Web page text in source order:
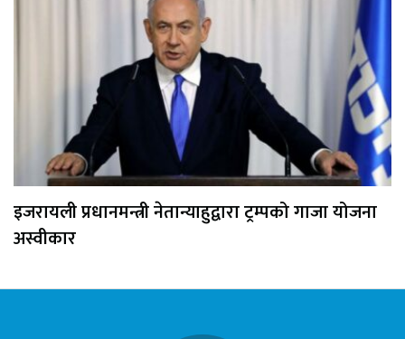
इजरायली प्रधानमन्त्री नेतान्याहुद्वारा ट्रम्पको गाजा योजना
अस्वीकार